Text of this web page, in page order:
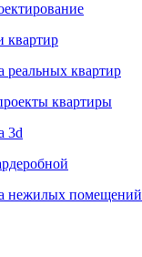
квартир
реальных квартир
квартиры
3d
нежилых помещений